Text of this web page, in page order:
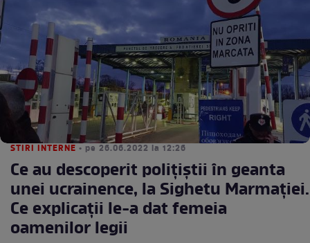
STIRI INTERNE • pe 26.06.2022 la 12:26
Ce au descoperit polițiștii în geanta
unei ucrainence, la Sighetu Marmaţiei.
Ce explicații le-a dat femeia
oamenilor legii